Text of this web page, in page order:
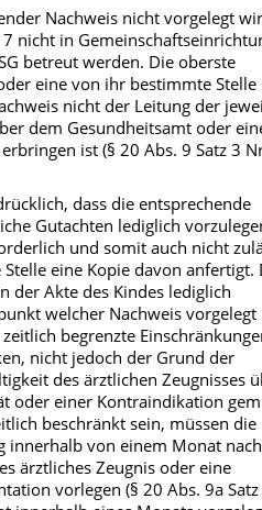
Nachweis nicht vorgelegt
nicht in
betreut werden. Die oberste
eine von ihr bestimmte Stelle
nicht der Leitung der
dem Gesundheitsamt oder
ist (§ 20 Abs. 9 Satz 3
dass die entsprechende
Gutachten lediglich
und somit auch nicht
eine Kopie davon anfertigt.
der Akte des Kindes lediglich
welcher Nachweis vorgelegt
begrenzte
nicht jedoch der Grund der
des ärztlichen Zeugnisses
oder einer Kontraindikation
beschränkt sein, müssen die
innerhalb von einem Monat nach
ärztliches Zeugnis oder eine
vorlegen (§ 20 Abs. 9a